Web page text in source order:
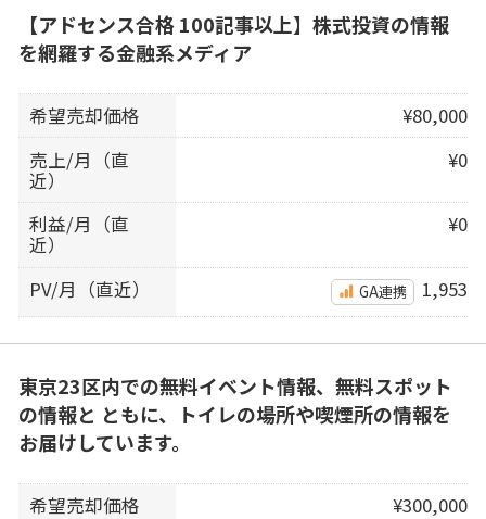
【アドセンス合格 100記事以上】株式投資の情報
を網羅する金融系メディア
希望売却価格
¥80,000
売上/月（直
近）
¥0
利益/月（直
近）
¥0
PV/月（直近） GA連携 1,953
東京23区内での無料イベント情報、無料スポット
の情報と ともに、トイレの場所や喫煙所の情報を
お届けしています。
希望売却価格
¥300,000